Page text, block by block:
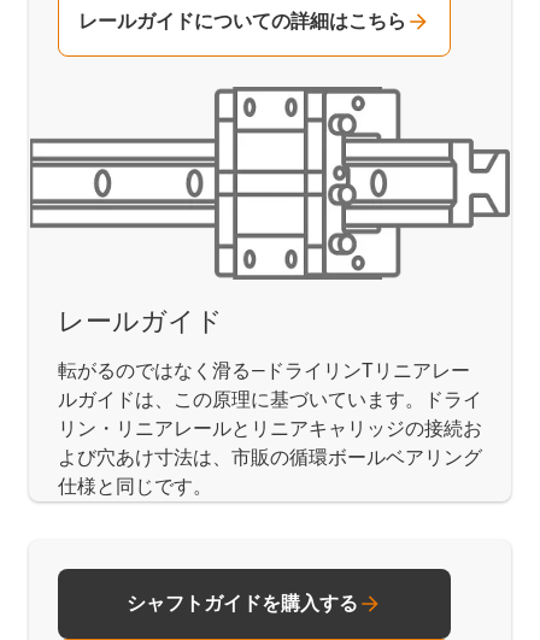
レールガイド
転がるのではなく滑る―ドライリンTリニアレー
ルガイドは、この原理に基づいています。ドライ
リン・リニアレールとリニアキャリッジの接続お
よび穴あけ寸法は、市販の循環ボールベアリング
仕様と同じです。
レールガイドについての詳細はこちら
シャフトガイドを購入する